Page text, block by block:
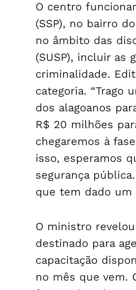
O centro
(SSP), no bairro
no âmbito das
(SUSP), incluir as
criminalidade.
categoria. “Trago
dos alagoanos
R$ 20 milhões
chegaremos à
isso, esperamos
segurança
que tem dado um
O ministro
destinado para
capacitação
no mês que vem.